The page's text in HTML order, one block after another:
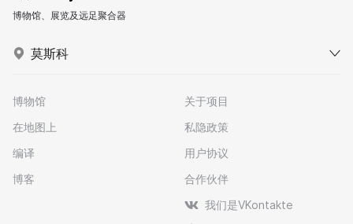
博物馆、展览及远足聚合器
莫斯科
博物馆
在地图上
编译
博客
关于项目
私隐政策
用户协议
合作伙伴
我们是VKontakte